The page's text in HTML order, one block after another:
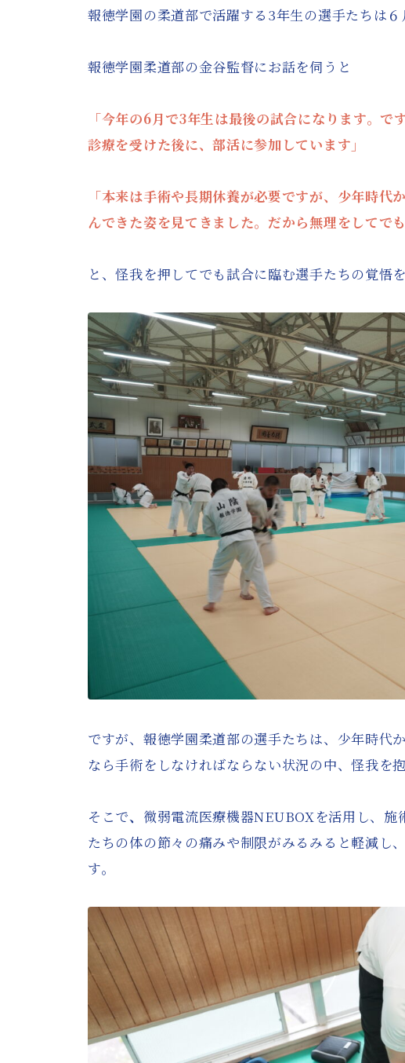
報徳学園の柔道部で活躍する3年生の選手たちは６
報徳学園柔道部の金谷監督にお話を伺うと
「今年の6月で3年生は最後の試合になります。
診療を受けた後に、部活に参加しています」
「本来は手術や長期休養が必要ですが、少年時
んできた姿を見てきました。だから無理をしてで
と、怪我を押してでも試合に臨む選手たちの覚悟
ですが、報徳学園柔道部の選手たちは、少年時代
なら手術をしなければならない状況の中、怪我を
そこで、 微弱電流医療機器NEUBOXを活用し、
たちの体の節々の痛みや制限がみるみると軽減し
す。